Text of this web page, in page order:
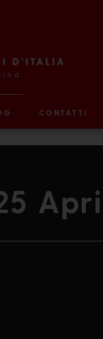
D'ITALIA
CONTATTI